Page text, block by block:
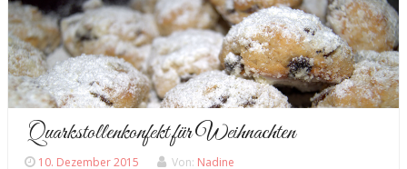
Quarkstollenkonfekt für Weihnachten
10. Dezember 2015 Von: Nadine